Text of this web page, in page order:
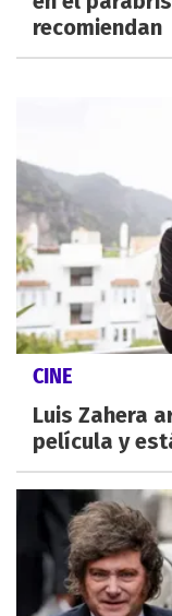
recomiendan
CINE
Luis Zahera
película y